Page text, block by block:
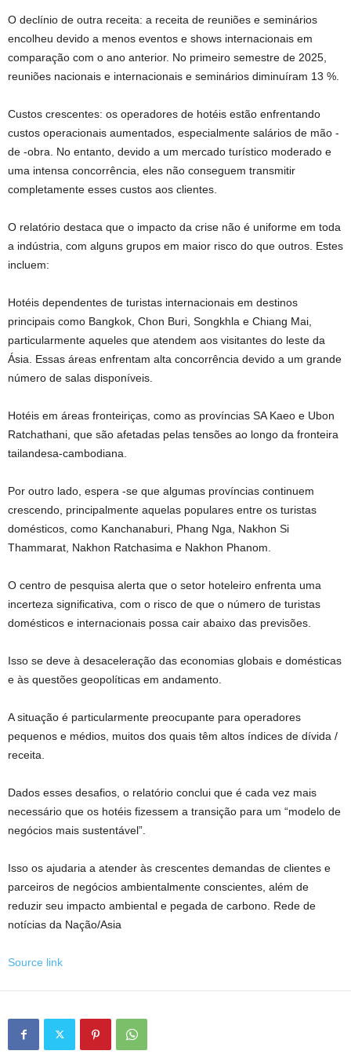
O declínio de outra receita: a receita de reuniões e seminários
encolheu devido a menos eventos e shows internacionais em
comparação com o ano anterior. No primeiro semestre de 2025,
reuniões nacionais e internacionais e seminários diminuíram 13 %.
Custos crescentes: os operadores de hotéis estão enfrentando
custos operacionais aumentados, especialmente salários de mão -
de -obra. No entanto, devido a um mercado turístico moderado e
uma intensa concorrência, eles não conseguem transmitir
completamente esses custos aos clientes.
O relatório destaca que o impacto da crise não é uniforme em toda
a indústria, com alguns grupos em maior risco do que outros. Estes
incluem:
Hotéis dependentes de turistas internacionais em destinos
principais como Bangkok, Chon Buri, Songkhla e Chiang Mai,
particularmente aqueles que atendem aos visitantes do leste da
Ásia. Essas áreas enfrentam alta concorrência devido a um grande
número de salas disponíveis.
Hotéis em áreas fronteiriças, como as províncias SA Kaeo e Ubon
Ratchathani, que são afetadas pelas tensões ao longo da fronteira
tailandesa-cambodiana.
Por outro lado, espera -se que algumas províncias continuem
crescendo, principalmente aquelas populares entre os turistas
domésticos, como Kanchanaburi, Phang Nga, Nakhon Si
Thammarat, Nakhon Ratchasima e Nakhon Phanom.
O centro de pesquisa alerta que o setor hoteleiro enfrenta uma
incerteza significativa, com o risco de que o número de turistas
domésticos e internacionais possa cair abaixo das previsões.
Isso se deve à desaceleração das economias globais e domésticas
e às questões geopolíticas em andamento.
A situação é particularmente preocupante para operadores
pequenos e médios, muitos dos quais têm altos índices de dívida /
receita.
Dados esses desafios, o relatório conclui que é cada vez mais
necessário que os hotéis fizessem a transição para um “modelo de
negócios mais sustentável”.
Isso os ajudaria a atender às crescentes demandas de clientes e
parceiros de negócios ambientalmente conscientes, além de
reduzir seu impacto ambiental e pegada de carbono. Rede de
notícias da Nação/Asia
Source link